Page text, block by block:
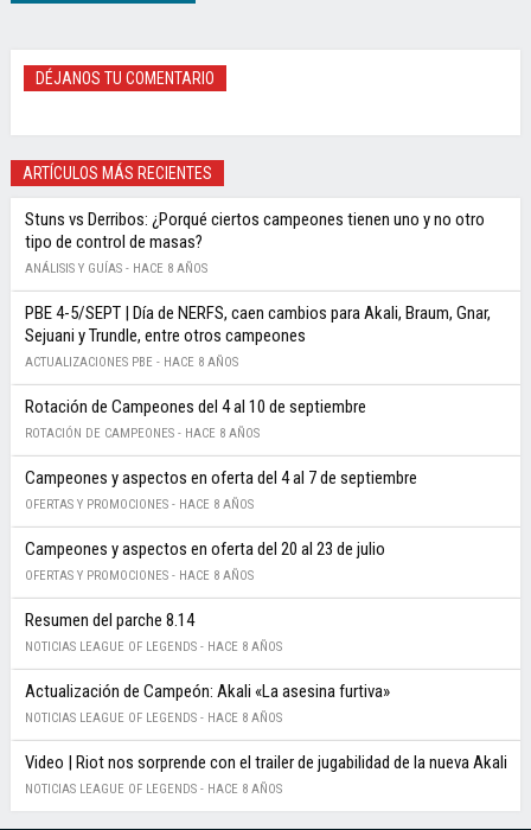
DÉJANOS TU COMENTARIO
ARTÍCULOS MÁS RECIENTES
Stuns vs Derribos: ¿Porqué ciertos campeones tienen uno y no otro
tipo de control de masas?
ANÁLISIS Y GUÍAS - HACE 8 AÑOS
PBE 4-5/SEPT | Día de NERFS, caen cambios para Akali, Braum, Gnar,
Sejuani y Trundle, entre otros campeones
ACTUALIZACIONES PBE - HACE 8 AÑOS
Rotación de Campeones del 4 al 10 de septiembre
ROTACIÓN DE CAMPEONES - HACE 8 AÑOS
Campeones y aspectos en oferta del 4 al 7 de septiembre
OFERTAS Y PROMOCIONES - HACE 8 AÑOS
Campeones y aspectos en oferta del 20 al 23 de julio
OFERTAS Y PROMOCIONES - HACE 8 AÑOS
Resumen del parche 8.14
NOTICIAS LEAGUE OF LEGENDS - HACE 8 AÑOS
Actualización de Campeón: Akali «La asesina furtiva»
NOTICIAS LEAGUE OF LEGENDS - HACE 8 AÑOS
Video | Riot nos sorprende con el trailer de jugabilidad de la nueva Akali
NOTICIAS LEAGUE OF LEGENDS - HACE 8 AÑOS